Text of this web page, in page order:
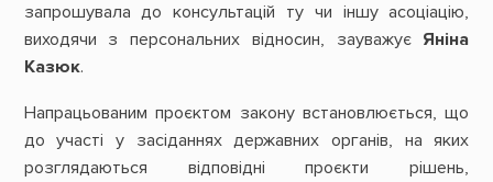
запрошувала до консультацій ту чи іншу асоціацію,
виходячи з персональних відносин, зауважує Яніна
Казюк.
Напрацьованим проєктом закону встановлюється, що
до участі у засіданнях державних органів, на яких
розглядаються відповідні проєкти рішень,